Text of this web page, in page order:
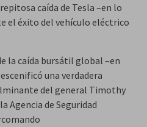
caída de Tesla –en lo
el éxito del vehículo eléctrico
la caída bursátil global –en
una verdadera
del general Timothy
Agencia de Seguridad